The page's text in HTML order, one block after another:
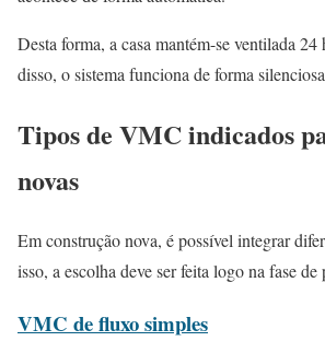
Desta forma, a casa mantém-se ventilada
disso, o sistema funciona de forma
Tipos de VMC indicados
novas
Em construção nova, é possível integrar
isso, a escolha deve ser feita logo na fase de
VMC de fluxo simples